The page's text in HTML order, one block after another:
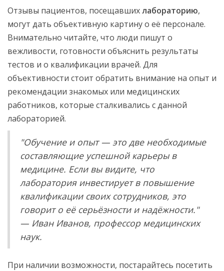
Отзывы пациентов, посещавшихлабораторию,
могут дать объективную картину о её персонале.
Внимательно читайте, что люди пишут о
вежливости, готовности объяснить результаты
тестов и о квалификации врачей. Для
объективности стоит обратить внимание на опыт и
рекомендации знакомых или медицинских
работников, которые сталкивались с данной
лабораторией.
"Обучение и опыт — это две необходимые
составляющие успешной карьеры в
медицине. Если вы видите, что
лаборатория инвестирует в повышение
квалификации своих сотрудников, это
говорит о её серьёзности и надёжности."
— Иван Иванов, профессор медицинских
наук.
При наличии возможности, постарайтесь посетить